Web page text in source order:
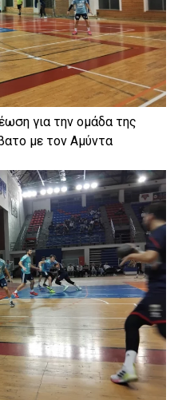
για την ομάδα της
με τον Αμύντα